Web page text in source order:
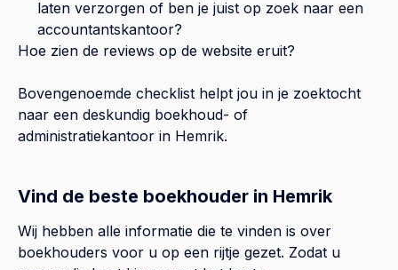
laten verzorgen of ben je juist op zoek naar een
accountantskantoor?
Hoe zien de reviews op de website eruit?
Bovengenoemde checklist helpt jou in je zoektocht
naar een deskundig boekhoud- of
administratiekantoor in Hemrik.
Vind de beste boekhouder in Hemrik
Wij hebben alle informatie die te vinden is over
boekhouders voor u op een rijtje gezet. Zodat u